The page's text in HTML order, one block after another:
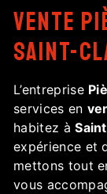
vente
Saint-
L’entreprise
services en
habitez à
expérience et
mettons tout
vous